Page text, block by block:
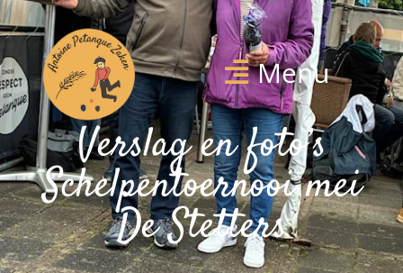
Menu
Verslag en foto’s
Schelpentoernooi mei
De Stetters